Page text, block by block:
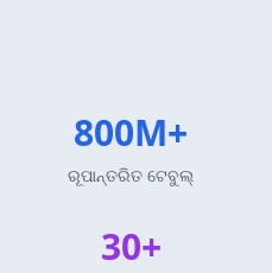
800M+
ରୂପାନ୍ତରିତ ଟେବୁଲ୍
30+